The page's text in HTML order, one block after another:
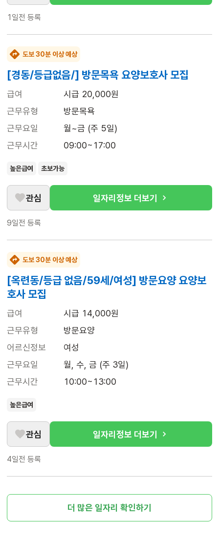
1일전 등록
도보 30분 이상 예상
[경동/등급없음/] 방문목욕 요양보호사 모집
급여
시급 20,000원
근무유형
방문목욕
근무요일
월~금 (주 5일)
근무시간
09:00~17:00
높은급여 초보가능
관심 일자리정보 더보기
9일전 등록
도보 30분 이상 예상
[옥련동/등급 없음/59세/여성] 방문요양 요양보
호사 모집
급여
시급 14,000원
근무유형
방문요양
어르신정보
여성
근무요일
월, 수, 금 (주 3일)
근무시간
10:00~13:00
높은급여
관심 일자리정보 더보기
4일전 등록
더 많은 일자리 확인하기